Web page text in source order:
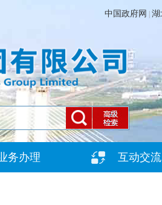
中国政府网 湖
务办理 互动交流